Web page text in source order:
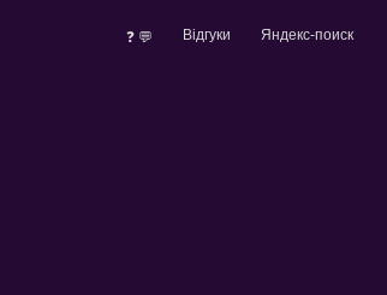
❓ 💬 Відгуки Яндекс-поиск